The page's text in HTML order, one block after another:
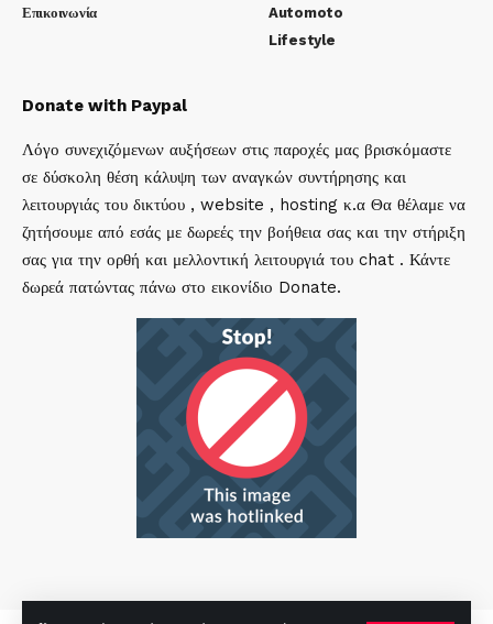
Επικοινωνία
Automoto
Lifestyle
Donate with Paypal
Λόγο συνεχιζόμενων αυξήσεων στις παροχές μας βρισκόμαστε
σε δύσκολη θέση κάλυψη των αναγκών συντήρησης και
λειτουργιάς του δικτύου , website , hosting κ.α Θα θέλαμε να
ζητήσουμε από εσάς με δωρεές την βοήθεια σας και την στήριξη
σας για την ορθή και μελλοντική λειτουργιά του chat . Κάντε
δωρεά πατώντας πάνω στο εικονίδιο Donate.